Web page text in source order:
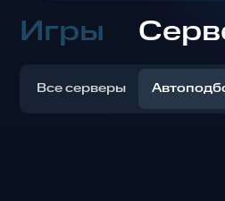
Игры
Все серверы